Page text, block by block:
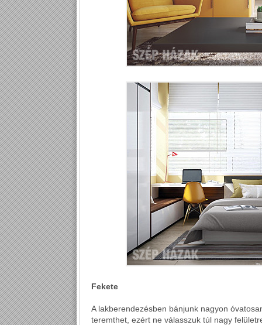
Fekete
A lakberendezésben bánjunk nagyon
teremthet, ezért ne válasszuk túl nagy